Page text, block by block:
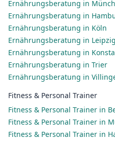
Ernährungsberatung in
Ernährungsberatung in
Ernährungsberatung in Köln
Ernährungsberatung in Leipzig
Ernährungsberatung in
Ernährungsberatung in Trier
Ernährungsberatung in
Fitness & Personal Trainer
Fitness & Personal Trainer in
Fitness & Personal Trainer in
Fitness & Personal Trainer in